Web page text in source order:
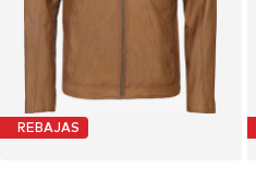
REBAJAS